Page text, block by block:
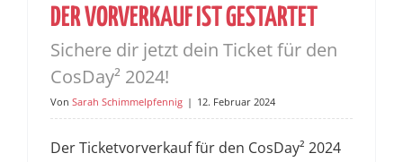
DER VORVERKAUF IST GESTARTET
Sichere dir jetzt dein Ticket für den
CosDay² 2024!
Von Sarah Schimmelpfennig | 12. Februar 2024
Der Ticketvorverkauf für den CosDay² 2024